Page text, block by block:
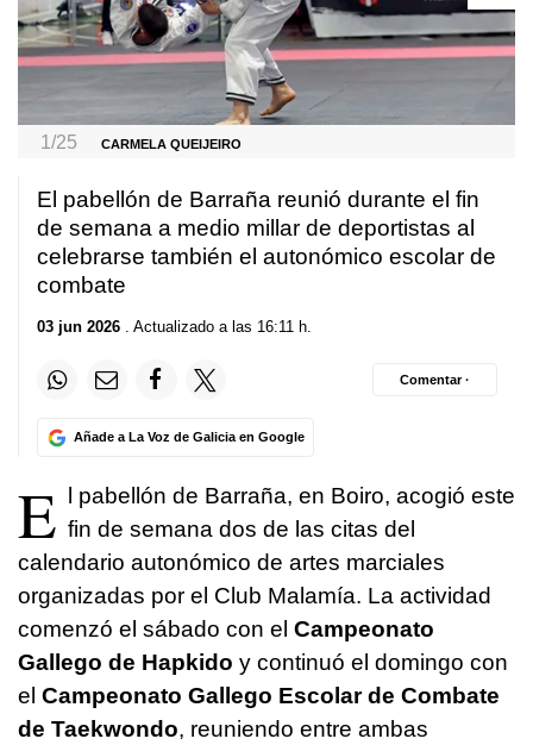
1/25 CARMELA QUEIJEIRO
El pabellón de Barraña reunió durante el fin
de semana a medio millar de deportistas al
celebrarse también el autonómico escolar de
combate
03 jun 2026 . Actualizado a las 16:11 h.
Añade a La Voz de Galicia en Google
Comentar ·
E
l pabellón de Barraña, en Boiro, acogió este
fin de semana dos de las citas del
calendario autonómico de artes marciales
organizadas por el Club Malamía. La actividad
comenzó el sábado con el Campeonato
Gallego de Hapkido y continuó el domingo con
el Campeonato Gallego Escolar de Combate
de Taekwondo, reuniendo entre ambas